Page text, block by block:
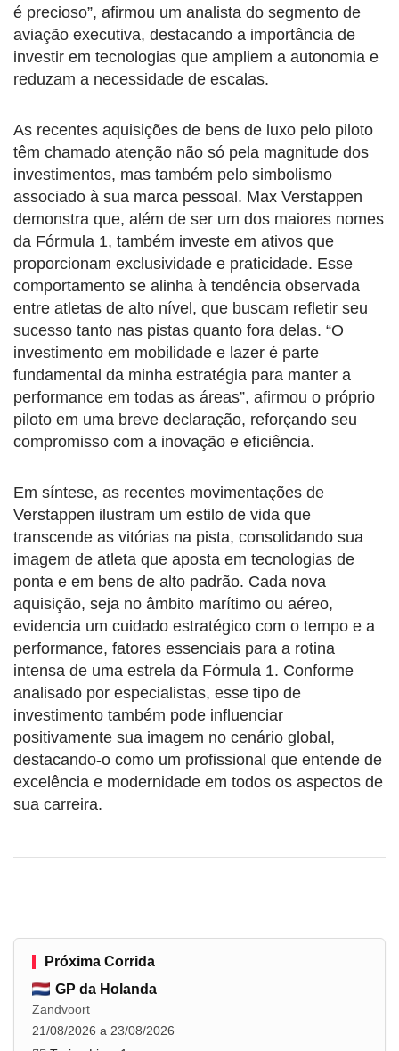
é precioso”, afirmou um analista do segmento de
aviação executiva, destacando a importância de
investir em tecnologias que ampliem a autonomia e
reduzam a necessidade de escalas.
As recentes aquisições de bens de luxo pelo piloto
têm chamado atenção não só pela magnitude dos
investimentos, mas também pelo simbolismo
associado à sua marca pessoal. Max Verstappen
demonstra que, além de ser um dos maiores nomes
da Fórmula 1, também investe em ativos que
proporcionam exclusividade e praticidade. Esse
comportamento se alinha à tendência observada
entre atletas de alto nível, que buscam refletir seu
sucesso tanto nas pistas quanto fora delas. “O
investimento em mobilidade e lazer é parte
fundamental da minha estratégia para manter a
performance em todas as áreas”, afirmou o próprio
piloto em uma breve declaração, reforçando seu
compromisso com a inovação e eficiência.
Em síntese, as recentes movimentações de
Verstappen ilustram um estilo de vida que
transcende as vitórias na pista, consolidando sua
imagem de atleta que aposta em tecnologias de
ponta e em bens de alto padrão. Cada nova
aquisição, seja no âmbito marítimo ou aéreo,
evidencia um cuidado estratégico com o tempo e a
performance, fatores essenciais para a rotina
intensa de uma estrela da Fórmula 1. Conforme
analisado por especialistas, esse tipo de
investimento também pode influenciar
positivamente sua imagem no cenário global,
destacando-o como um profissional que entende de
excelência e modernidade em todos os aspectos de
sua carreira.
Próxima Corrida
GP da Holanda
Zandvoort
21/08/2026 a 23/08/2026